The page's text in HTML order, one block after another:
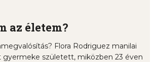
az életem?
Flora Rodriguez manilai
gyermeke született, miközben 23 éven